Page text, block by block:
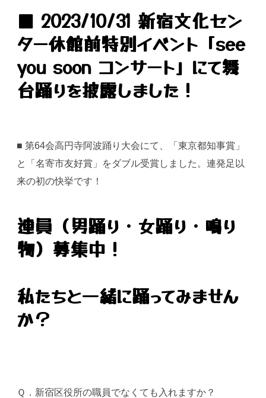
■ 2023/10/31 新宿文化セン
ター休館前特別イベント「see
you soon コンサート」にて舞
台踊りを披露しました！
■ 第64会高円寺阿波踊り大会にて、「東京都知事賞」
と「名寄市友好賞」をダブル受賞しました。連発足以
来の初の快挙です！
連員（男踊り・女踊り・鳴り
物）募集中！
私たちと一緒に踊ってみません
か？
Ｑ．新宿区役所の職員でなくても入れますか？